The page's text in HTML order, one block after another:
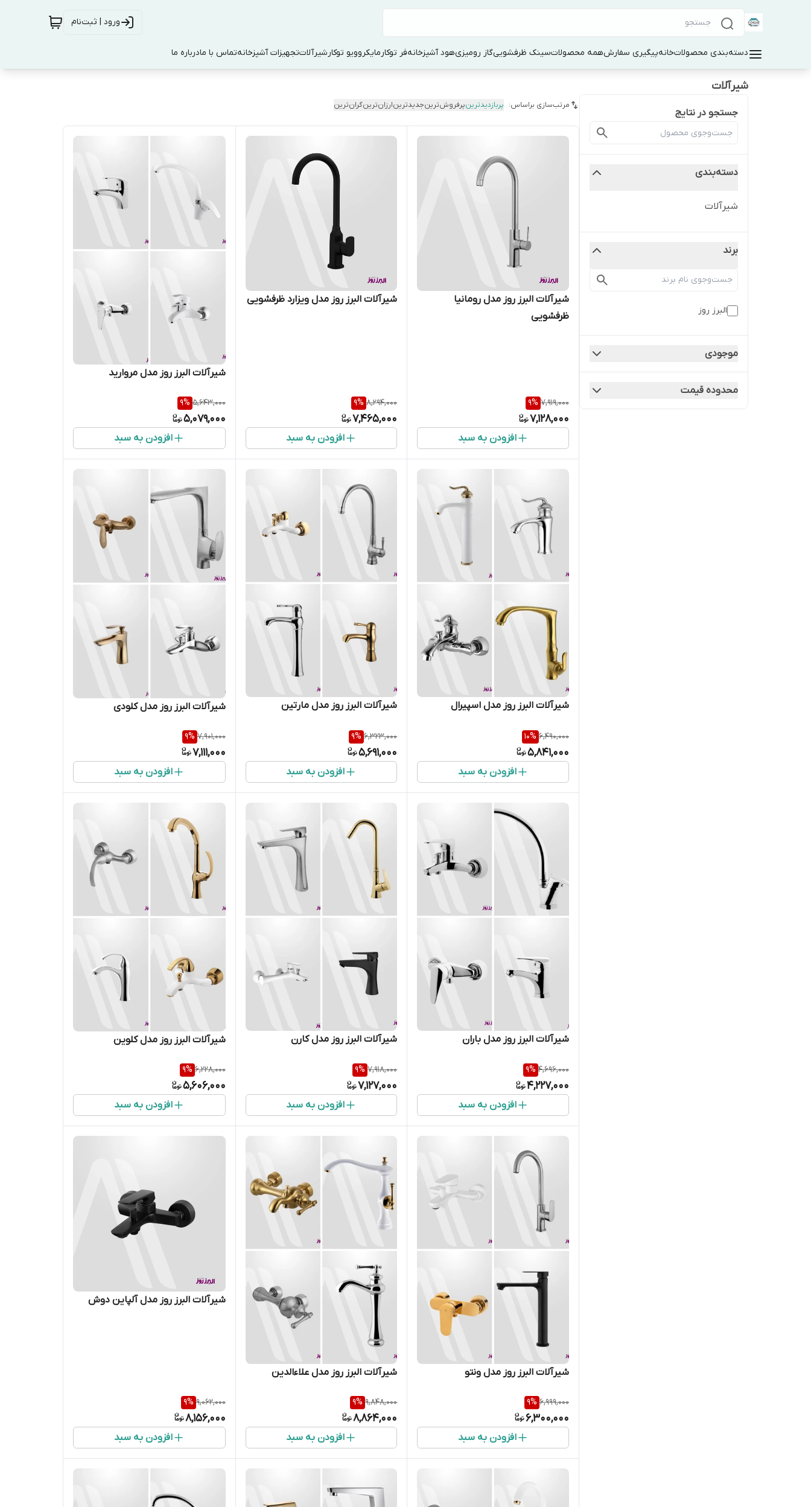
ورود | ثبت‌نام
دسته‌بندی محصولاتخانهپیگیری سفارشهمه محصولاتسینک ظرفشوییگاز رومیزیهود آشپزخانهفر توکارمایکروویو توکارشیرآلاتتجهیزات آشپزخانهتماس با مادرباره ما
شیرآلات
جستجو در نتایج
دسته‌بندی
شیرآلات
برند
البرز روز
موجودی
محدوده قیمت
مرتب‌سازی براساس: پربازدیدترینپرفروش‌ترینجدیدترینارزان‌ترینگران‌ترین
شیرآلات البرز روز مدل رومانیا
ظرفشویی
7,919,000
9%
7,128,000
افزودن به سبد
شیرآلات البرز روز مدل ویزارد ظرفشویی
8,294,000
9%
7,465,000
افزودن به سبد
شیرآلات البرز روز مدل مروارید
5,643,000
9%
5,079,000
افزودن به سبد
شیرآلات البرز روز مدل اسپیرال
6,490,000
10%
5,841,000
افزودن به سبد
شیرآلات البرز روز مدل مارتین
6,323,000
9%
5,691,000
افزودن به سبد
شیرآلات البرز روز مدل کلودی
7,901,000
9%
7,111,000
افزودن به سبد
شیرآلات البرز روز مدل باران
4,696,000
9%
4,227,000
افزودن به سبد
شیرآلات البرز روز مدل کارن
7,918,000
9%
7,127,000
افزودن به سبد
شیرآلات البرز روز مدل کلوین
6,228,000
9%
5,606,000
افزودن به سبد
شیرآلات البرز روز مدل ونتو
6,999,000
9%
6,300,000
افزودن به سبد
شیرآلات البرز روز مدل علاءالدین
9,848,000
9%
8,864,000
افزودن به سبد
شیرآلات البرز روز مدل آلپاین دوش
9,062,000
9%
8,156,000
افزودن به سبد